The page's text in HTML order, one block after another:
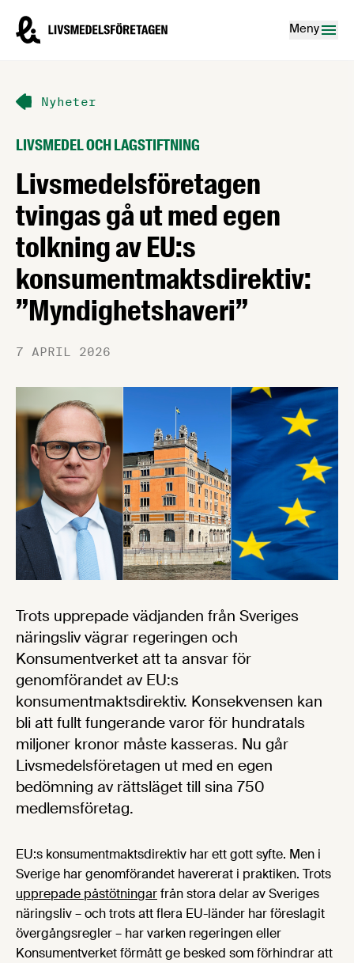
Livsmedelsföretagen – till startsidan
Meny
Nyheter
LIVSMEDEL OCH LAGSTIFTNING
Livsmedelsföretagen
tvingas gå ut med egen
tolkning av EU:s
konsumentmaktsdirektiv:
”Myndighetshaveri”
7 APRIL 2026
Trots upprepade vädjanden från Sveriges
näringsliv vägrar regeringen och
Konsumentverket att ta ansvar för
genomförandet av EU:s
konsumentmaktsdirektiv. Konsekvensen kan
bli att fullt fungerande varor för hundratals
miljoner kronor måste kasseras. Nu går
Livsmedelsföretagen ut med en egen
bedömning av rättsläget till sina 750
medlemsföretag.
EU:s konsumentmaktsdirektiv har ett gott syfte. Men i
Sverige har genomförandet havererat i praktiken. Trots
upprepade påstötningarfrån stora delar av Sveriges
näringsliv – och trots att flera EU-länder har föreslagit
övergångsregler – har varken regeringen eller
Konsumentverket förmått ge besked som förhindrar att